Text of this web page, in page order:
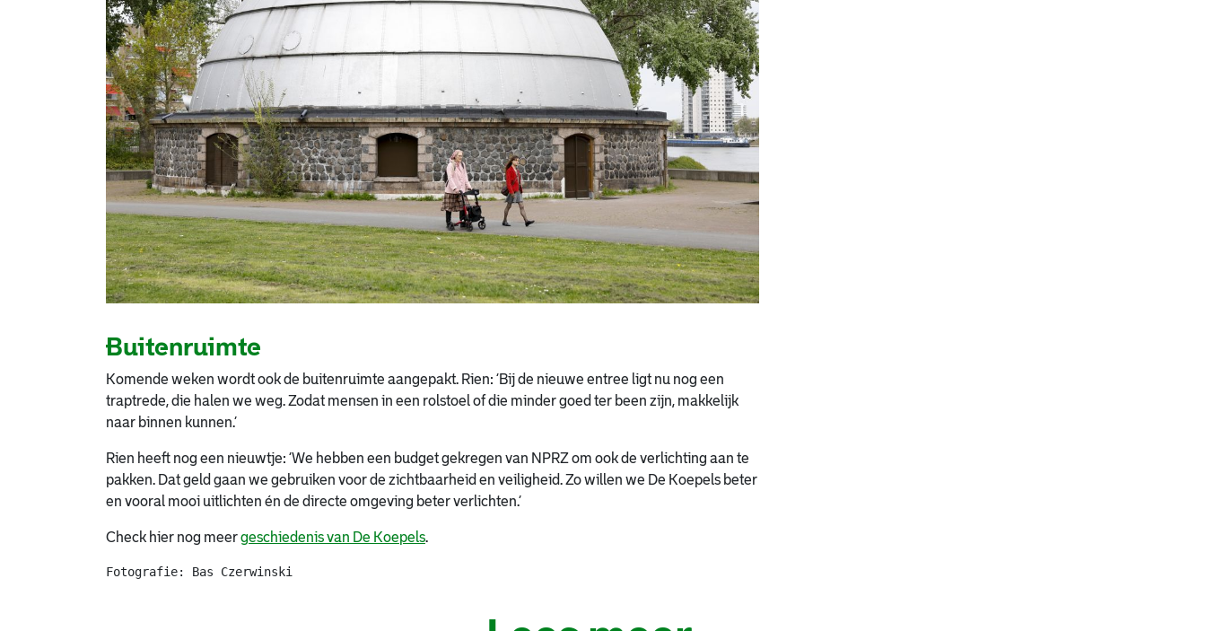
Buitenruimte
Komende weken wordt ook de buitenruimte aangepakt. Rien: ‘Bij de nieuwe entree ligt nu nog een
traptrede, die halen we weg. Zodat mensen in een rolstoel of die minder goed ter been zijn, makkelijk
naar binnen kunnen.’
Rien heeft nog een nieuwtje: ‘We hebben een budget gekregen van NPRZ om ook de verlichting aan te
pakken. Dat geld gaan we gebruiken voor de zichtbaarheid en veiligheid. Zo willen we De Koepels beter
en vooral mooi uitlichten én de directe omgeving beter verlichten.’
Check hier nog meergeschiedenis van De Koepels.
Fotografie: Bas Czerwinski